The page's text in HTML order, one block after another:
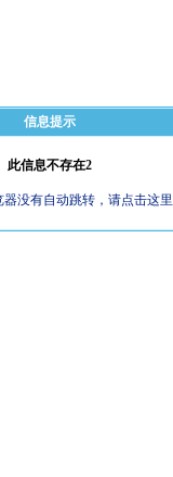
信息提示
此信息不存在2
器没有自动跳转，请点击这里